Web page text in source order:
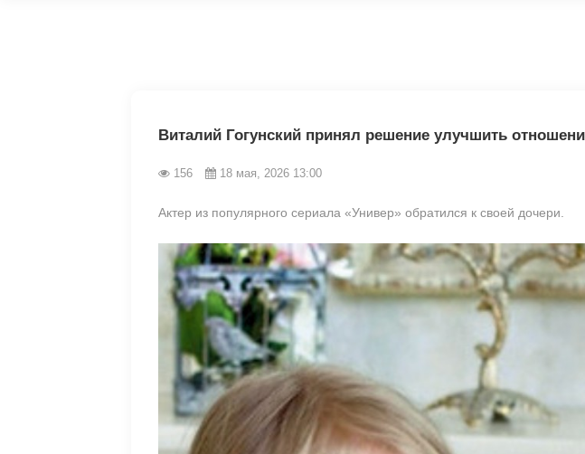
Виталий Гогунский принял решение улучшить
156 18 мая, 2026 13:00
Актер из популярного сериала «Универ» обратился к своей дочери.